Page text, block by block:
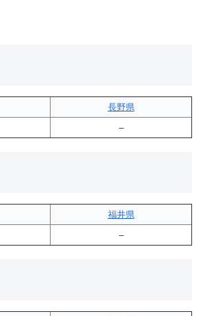
長野県
–
福井県
–